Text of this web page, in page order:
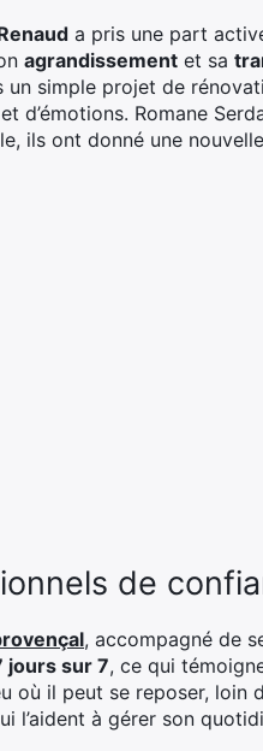
a pris une part
agrandissement et sa
simple projet de
et d’émotions. Romane
ils ont donné une
de
, accompagné de
jours sur 7, ce qui
où il peut se reposer,
l’aident à gérer son